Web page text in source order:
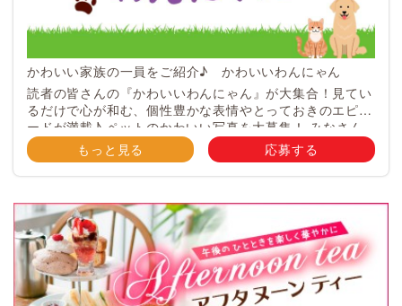
かわいい家族の一員をご紹介♪ かわいいわんにゃん
読者の皆さんの『かわいいわんにゃん』が大集合！見てい
るだけで心が和む、個性豊かな表情やとっておきのエピソ
ードが満載♪ ペットのかわいい写真を大募集！ みなさん
のご自慢のペット写真や動画を大募集！ 携帯電話・スマ
ホ等で撮影 […]
もっと見る 応募する